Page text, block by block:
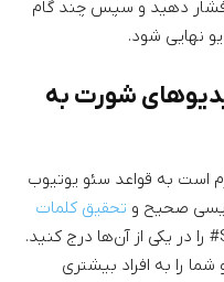
فشار دهید و سپس چند گام
نهایی شود.
شورت به
است به قواعد سئو یوتیوب
صحیح و تحقیق کلمات
– توجه کنید و هشتگ Shorts# را در یکی از آن‌ها درج کنید.
را به افراد بیشتری